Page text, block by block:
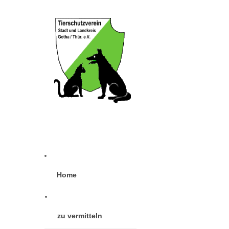
Home
zu vermitteln